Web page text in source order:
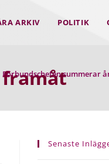
ARKIV POLITIK
Förbundschefen summerar
Senaste